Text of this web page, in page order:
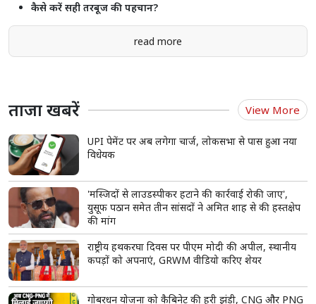
तरबूज में हानिकारक केमिकल मिलाए जा रहे हैं
तरबूज से कैसे हो सकता है कैंसर?
कैसे करें सही तरबूज की पहचान?
read more
ताजा खबरें View More
UPI पेमेंट पर अब लगेगा चार्ज, लोकसभा से पास हुआ नया